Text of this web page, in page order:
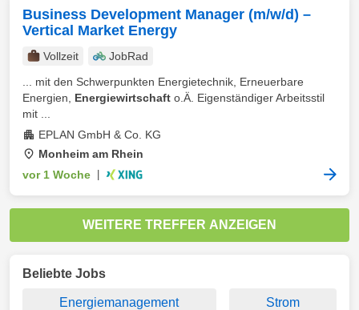
Business Development Manager (m/w/d) –
Vertical Market Energy
Vollzeit
JobRad
... mit den Schwerpunkten Energietechnik, Erneuerbare
Energien, Energiewirtschaft o.Ä. Eigenständiger Arbeitsstil
mit ...
EPLAN GmbH & Co. KG
Monheim am Rhein
vor 1 Woche
WEITERE TREFFER ANZEIGEN
Beliebte Jobs
Energiemanagement Strom